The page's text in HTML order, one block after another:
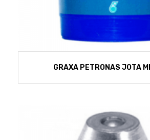
GRAXA PETRONAS JOTA